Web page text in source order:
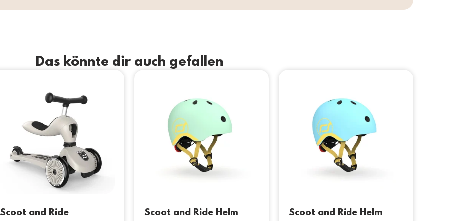
Das könnte dir auch gefallen
Scoot and Ride
Scoot and Ride Helm
Scoot and Ride Helm